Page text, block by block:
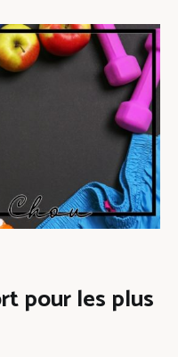
pour les plus